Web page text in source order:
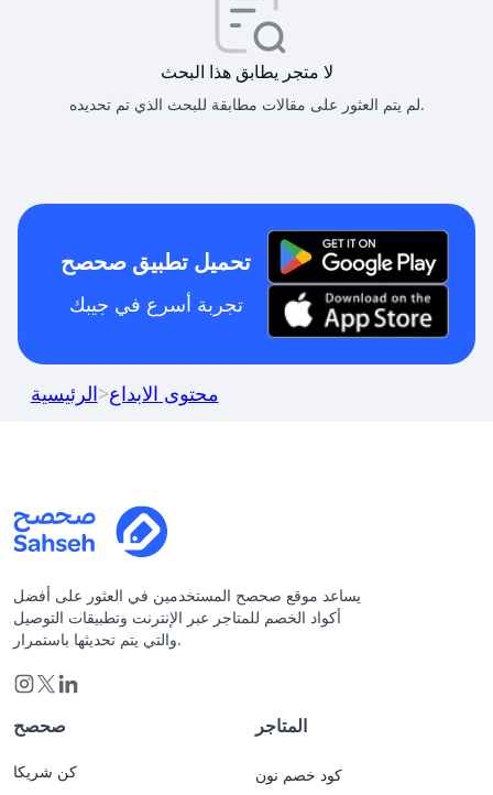
لا متجر يطابق هذا البحث
لم يتم العثور على مقالات مطابقة للبحث الذي تم تحديده.
تحميل تطبيق صحصح
تجربة أسرع في جيبك
الرئيسية>محتوى الابداع
يساعد موقع صحصح المستخدمين في العثور على أفضل
أكواد الخصم للمتاجر عبر الإنترنت وتطبيقات التوصيل
والتي يتم تحديثها باستمرار.
صحصح
كن شريكا
المتاجر
كود خصم نون